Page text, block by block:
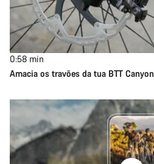
0:58 min
Amacia os travões da tua BTT Canyon